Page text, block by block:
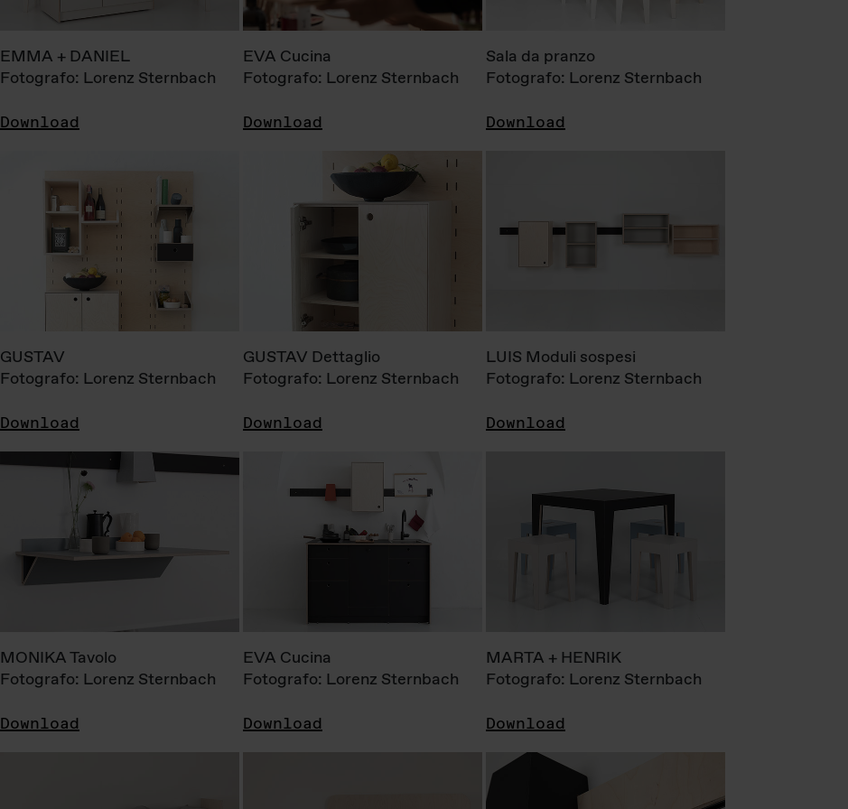
EMMA + DANIEL
Fotografo: Lorenz Sternbach
Download
EVA Cucina
Fotografo: Lorenz Sternbach
Download
Sala da pranzo
Fotografo: Lorenz Sternbach
Download
GUSTAV
Fotografo: Lorenz Sternbach
Download
GUSTAV Dettaglio
Fotografo: Lorenz Sternbach
Download
LUIS Moduli sospesi
Fotografo: Lorenz Sternbach
Download
MONIKA Tavolo
Fotografo: Lorenz Sternbach
Download
EVA Cucina
Fotografo: Lorenz Sternbach
Download
MARTA + HENRIK
Fotografo: Lorenz Sternbach
Download